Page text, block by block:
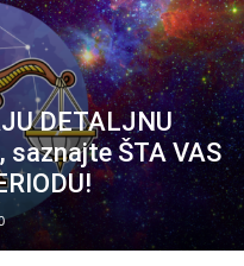
DETALJNU
saznajte ŠTA VAS